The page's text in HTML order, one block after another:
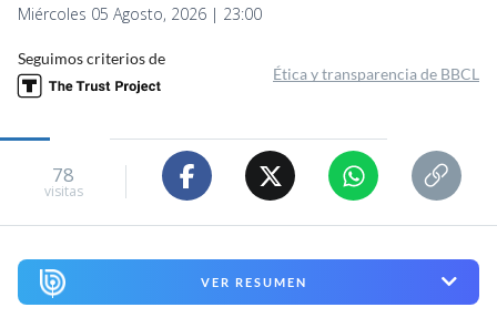
Miércoles 05 Agosto, 2026 | 23:00
Seguimos criterios de
Ética y transparencia de BBCL
78
visitas
VER RESUMEN